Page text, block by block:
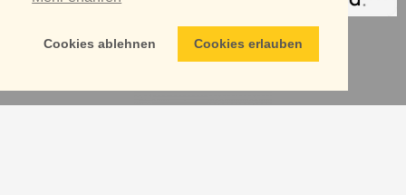
Cookies ablehnen Cookies erlauben
WIR VERSENDEN MIT